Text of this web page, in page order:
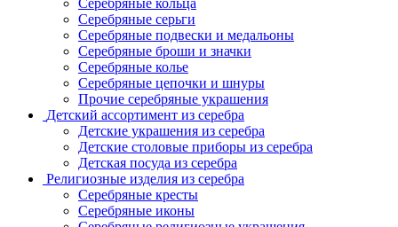
Серебряные серьги
Серебряные подвески и медальоны
Серебряные броши и значки
Серебряные колье
Серебряные цепочки и шнуры
Прочие серебряные украшения
Детский ассортимент из серебра
Детские украшения из серебра
Детские столовые приборы из серебра
Детская посуда из серебра
Религиозные изделия из серебра
Серебряные кресты
Серебряные иконы